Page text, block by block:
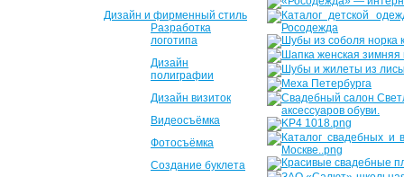
Дизайн и фирменный стиль
Разработка
логотипа
Дизайн
полиграфии
Дизайн визиток
Видеосъёмка
Фотосъёмка
Создание буклета